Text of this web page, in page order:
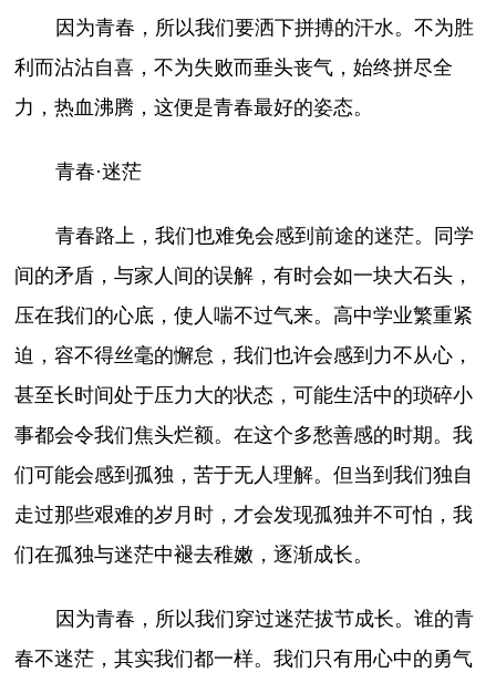
因为青春，所以我们要洒下拼搏的汗水。不为胜
利而沾沾自喜，不为失败而垂头丧气，始终拼尽全
力，热血沸腾，这便是青春最好的姿态。
青春·迷茫
青春路上，我们也难免会感到前途的迷茫。同学
间的矛盾，与家人间的误解，有时会如一块大石头，
压在我们的心底，使人喘不过气来。高中学业繁重紧
迫，容不得丝毫的懈怠，我们也许会感到力不从心，
甚至长时间处于压力大的状态，可能生活中的琐碎小
事都会令我们焦头烂额。在这个多愁善感的时期。我
们可能会感到孤独，苦于无人理解。但当到我们独自
走过那些艰难的岁月时，才会发现孤独并不可怕，我
们在孤独与迷茫中褪去稚嫩，逐渐成长。
因为青春，所以我们穿过迷茫拔节成长。谁的青
春不迷茫，其实我们都一样。我们只有用心中的勇气